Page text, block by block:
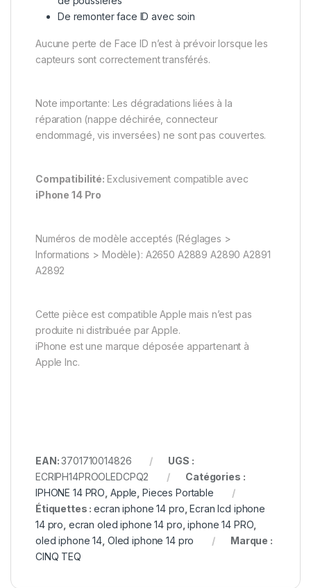
De remonter face ID avec soin
Aucune perte de Face ID n’est à prévoir lorsque les
capteurs sont correctement transférés.
Note importante: Les dégradations liées à la
réparation (nappe déchirée, connecteur
endommagé, vis inversées) ne sont pas couvertes.
Compatibilité: Exclusivement compatible avec
iPhone 14 Pro
Numéros de modèle acceptés (Réglages >
Informations > Modèle): A2650 A2889 A2890 A2891
A2892
Cette pièce est compatible Apple mais n’est pas
produite ni distribuée par Apple.
iPhone est une marque déposée appartenant à
Apple Inc.
EAN:3701710014826
UGS :
ECRIPH14PROOLEDCPQ2
Catégories :
IPHONE 14 PRO, Apple, Pieces Portable
Étiquettes :ecran iphone 14 pro, Ecran lcd iphone
14 pro, ecran oled iphone 14 pro,iphone 14 PRO,
oled iphone 14, Oled iphone 14 pro
Marque :
CINQ TEQ